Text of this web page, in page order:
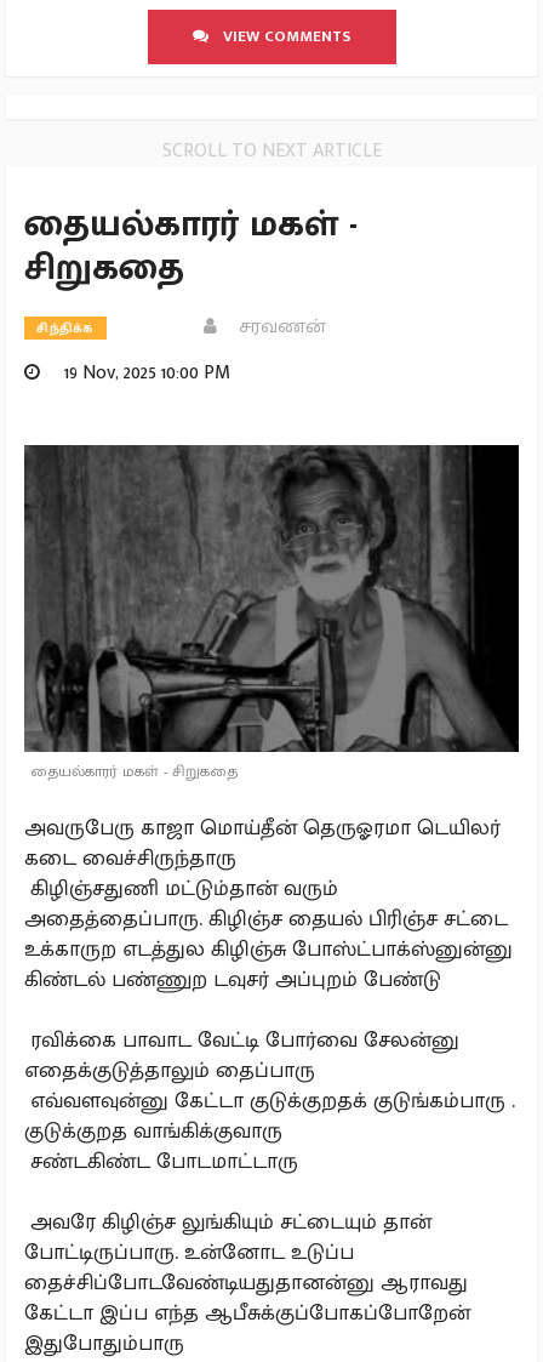
VIEW COMMENTS
SCROLL TO NEXT ARTICLE
தையல்காரர் மகள் -
சிறுகதை
சிந்திக்க
சரவணன்
19 Nov, 2025 10:00 PM
தையல்காரர் மகள் - சிறுகதை
அவருபேரு காஜா மொய்தீன் தெருஓரமா டெயிலர்
கடை வைச்சிருந்தாரு
கிழிஞ்சதுணி மட்டும்தான் வரும்
அதைத்தைப்பாரு. கிழிஞ்ச தையல் பிரிஞ்ச சட்டை
உக்காருற எடத்துல கிழிஞ்சு போஸ்ட்பாக்ஸ்னுன்னு
கிண்டல் பண்ணுற டவுசர் அப்புறம் பேண்டு
ரவிக்கை பாவாட வேட்டி போர்வை சேலன்னு
எதைக்குடுத்தாலும் தைப்பாரு
எவ்வளவுன்னு கேட்டா குடுக்குறதக் குடுங்கம்பாரு .
குடுக்குறத வாங்கிக்குவாரு
சண்டகிண்ட போடமாட்டாரு
அவரே கிழிஞ்ச லுங்கியும் சட்டையும் தான்
போட்டிருப்பாரு. உன்னோட உடுப்ப
தைச்சிப்போடவேண்டியதுதானன்னு ஆராவது
கேட்டா இப்ப எந்த ஆபீசுக்குப்போகப்போறேன்
இதுபோதும்பாரு